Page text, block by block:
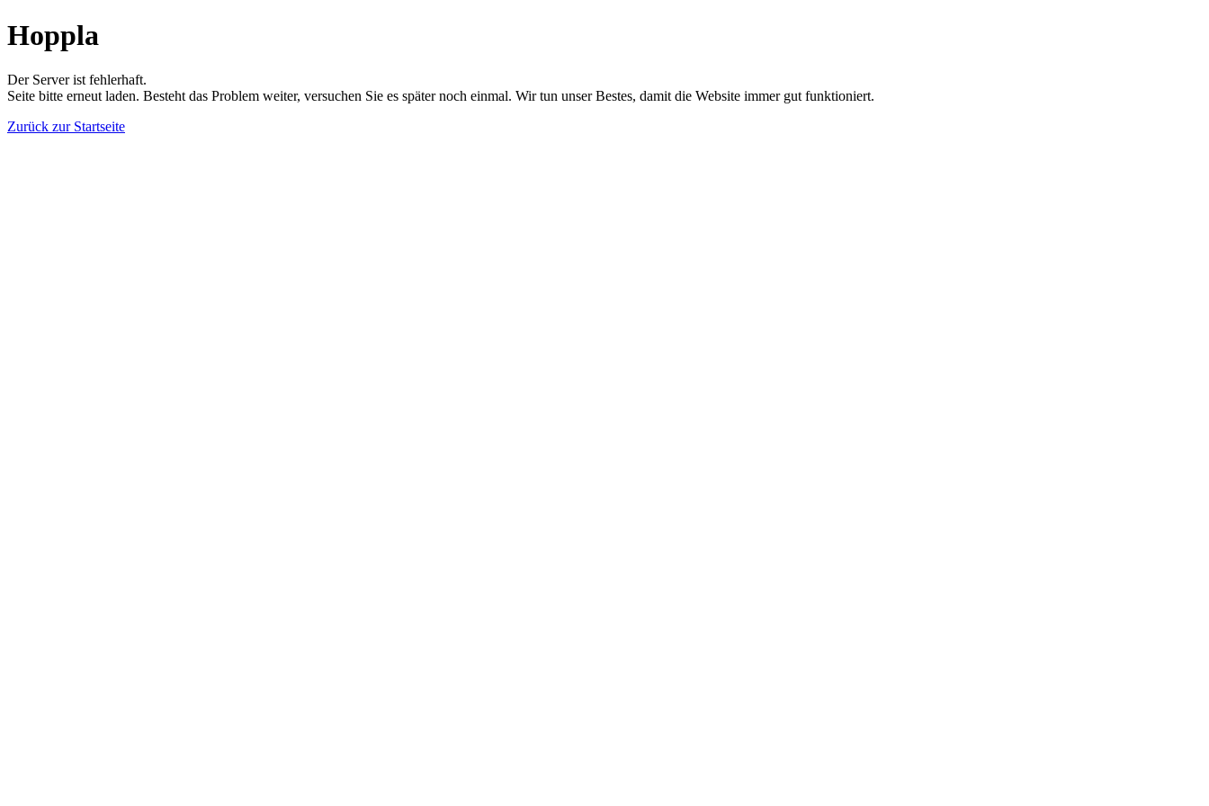
Hoppla
Der Server ist fehlerhaft.
Seite bitte erneut laden. Besteht das Problem weiter, versuchen Sie es später noch einmal. Wir tun unser Bestes, damit die Website immer gut funktioniert.
Zurück zur Startseite